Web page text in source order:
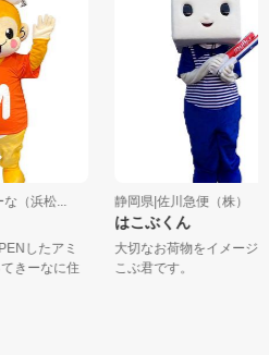
な（浜松...
したアミ
てきーなに住
静岡県|佐川急便（株）
はこぶくん
大切なお荷物をイメー
こぶ君です。